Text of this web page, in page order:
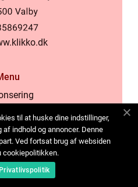
oss
til at huske dine indstillinger,
indhold og annoncer. Denne
Ved fortsat brug af websiden
cookiepolitikken.
Privatlivspolitik